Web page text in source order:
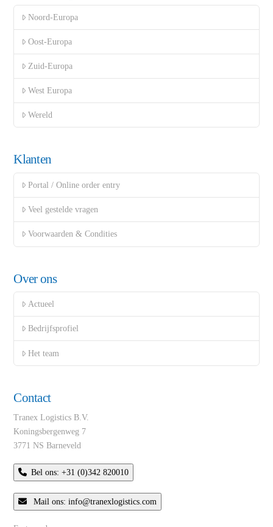
Noord-Europa
Oost-Europa
Zuid-Europa
West Europa
Wereld
Klanten
Portal / Online order entry
Veel gestelde vragen
Voorwaarden & Condities
Over ons
Actueel
Bedrijfsprofiel
Het team
Contact
Tranex Logistics B.V.
Koningsbergenweg 7
3771 NS Barneveld
Bel ons: +31 (0)342 820010
Mail ons: info@tranexlogistics.com